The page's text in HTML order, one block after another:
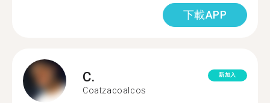
下載APP
C.
Coatzacoalcos
新加入